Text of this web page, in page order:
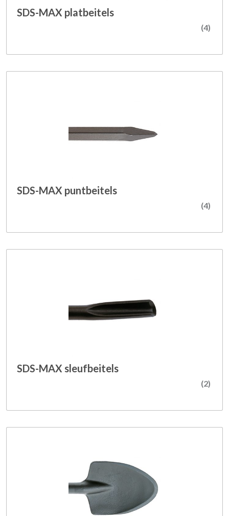
SDS-MAX platbeitels
(4)
SDS-MAX puntbeitels
(4)
SDS-MAX sleufbeitels
(2)